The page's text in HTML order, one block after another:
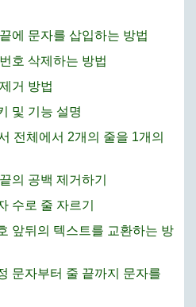
에 문자를 삽입하는 방법
호 삭제하는 방법
거 방법
및 기능 설명
전체에서 2개의 줄을 1개의
의 공백 제거하기
수로 줄 자르기
앞뒤의 텍스트를 교환하는 방
문자부터 줄 끝까지 문자를